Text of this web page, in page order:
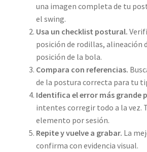
una imagen completa de tu
el swing.
Usa un checklist postural.
posición de rodillas, alineación
posición de la bola.
Compara con referencias.
de la postura correcta para tu
Identifica el error más grande
intentes corregir todo a la vez.
elemento por sesión.
Repite y vuelve a grabar. La
confirma con evidencia visual.